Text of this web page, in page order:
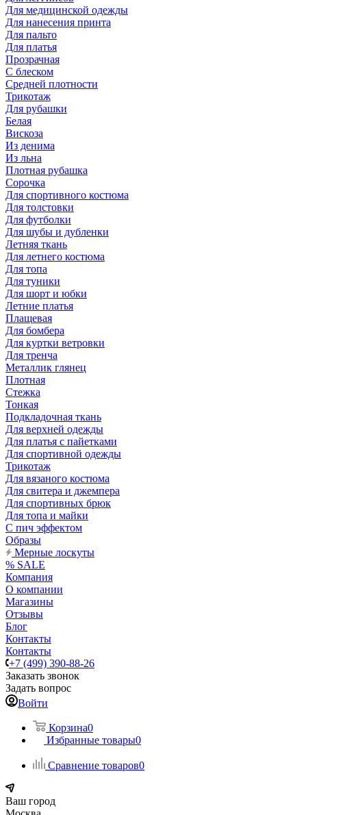
Для медицинской одежды
Для нанесения принта
Для пальто
Для платья
Прозрачная
С блеском
Средней плотности
Трикотаж
Для рубашки
Белая
Вискоза
Из денима
Из льна
Плотная рубашка
Сорочка
Для спортивного костюма
Для толстовки
Для футболки
Для шубы и дубленки
Летняя ткань
Для летнего костюма
Для топа
Для туники
Для шорт и юбки
Летние платья
Плащевая
Для бомбера
Для куртки ветровки
Для тренча
Металлик глянец
Плотная
Стежка
Тонкая
Подкладочная ткань
Для верхней одежды
Для платья с пайетками
Для спортивной одежды
Трикотаж
Для вязаного костюма
Для свитера и джемпера
Для спортивных брюк
Для топа и майки
С пич эффектом
Образы
Мерные лоскуты
% SALE
Компания
О компании
Магазины
Отзывы
Блог
Контакты
Контакты
+7 (499) 390-88-26
Заказать звонок
Задать вопрос
Войти
Корзина0
Избранные товары0
Сравнение товаров0
Ваш город